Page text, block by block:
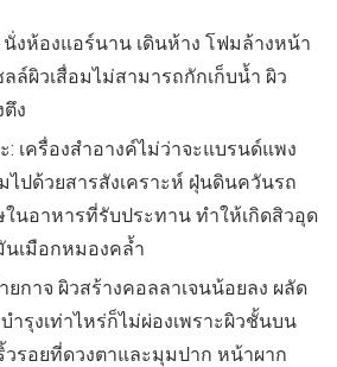
งห้องแอร์นาน เดินห้าง โฟมล้างหน้า
ล์ผิวเสื่อมไม่สามารถกักเก็บน้ำ ผิว
ง
: เครื่องสำอางค์ไม่ว่าจะแบรนด์แพง
ไปด้วยสารสังเคราะห์ ฝุ่นดินควันรถ
นอาหารที่รับประทาน ทำให้เกิดสิวอุด
นเมือกหมองคล้ำ
ยกาจ ผิวสร้างคอลลาเจนน้อยลง ผลัด
ำรุงเท่าไหร่ก็ไม่ผ่องเพราะผิวชั้นบน
วรอยที่ดวงตาและมุมปาก หน้าผาก